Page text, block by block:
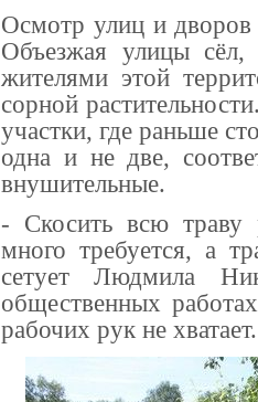
Осмотр улиц и
Объезжая улицы
жителями этой
сорной
участки, где раньше
одна и не две,
внушительные.
- Скосить всю траву
много требуется, а
сетует Людмила
общественных
рабочих рук не хватает.